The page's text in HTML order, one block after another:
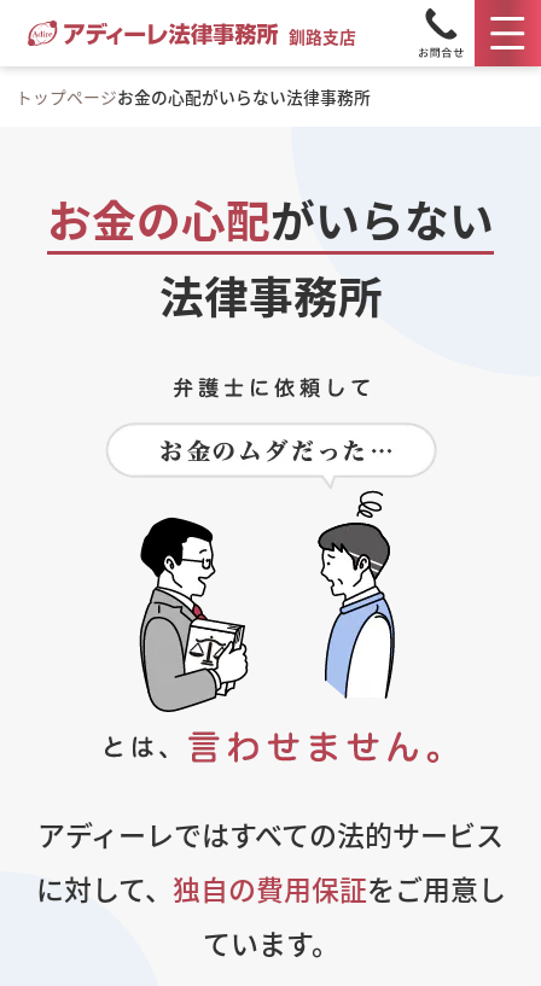
釧路支店
トップページお金の心配がいらない法律事務所
お金の心配がいらない
法律事務所
アディーレではすべての法的サービス
に対して、 独自の費用保証をご用意し
ています。